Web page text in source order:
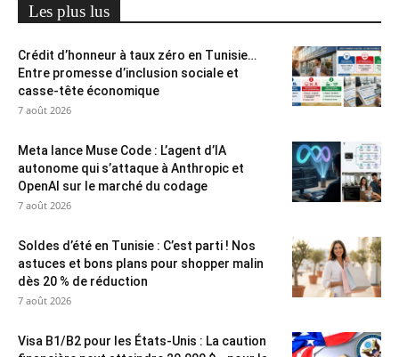
Les plus lus
Crédit d’honneur à taux zéro en Tunisie…
Entre promesse d’inclusion sociale et
casse-tête économique
7 août 2026
Meta lance Muse Code : L’agent d’IA
autonome qui s’attaque à Anthropic et
OpenAI sur le marché du codage
7 août 2026
Soldes d’été en Tunisie : C’est parti ! Nos
astuces et bons plans pour shopper malin
dès 20 % de réduction
7 août 2026
Visa B1/B2 pour les États-Unis : La caution